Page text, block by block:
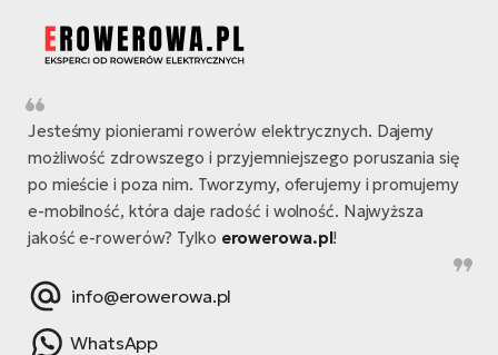
Jesteśmy pionierami rowerów elektrycznych. Dajemy
możliwość zdrowszego i przyjemniejszego poruszania się
po mieście i poza nim. Tworzymy, oferujemy i promujemy
e-mobilność, która daje radość i wolność. Najwyższa
jakość e-rowerów? Tylko erowerowa.pl!
info@erowerowa.pl
WhatsApp